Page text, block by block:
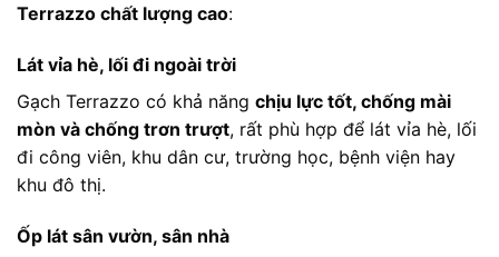
Terrazzo chất lượng cao:
Lát vỉa hè, lối đi ngoài trời
Gạch Terrazzo có khả năng chịu lực tốt, chống mài
mòn và chống trơn trượt, rất phù hợp để lát vỉa hè, lối
đi công viên, khu dân cư, trường học, bệnh viện hay
khu đô thị.
Ốp lát sân vườn, sân nhà